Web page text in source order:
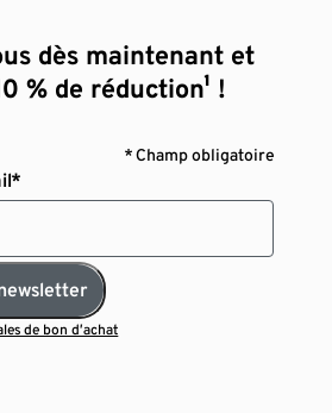
dès maintenant et
% de réduction¹ !
* Champ obligatoire
de bon d’achat